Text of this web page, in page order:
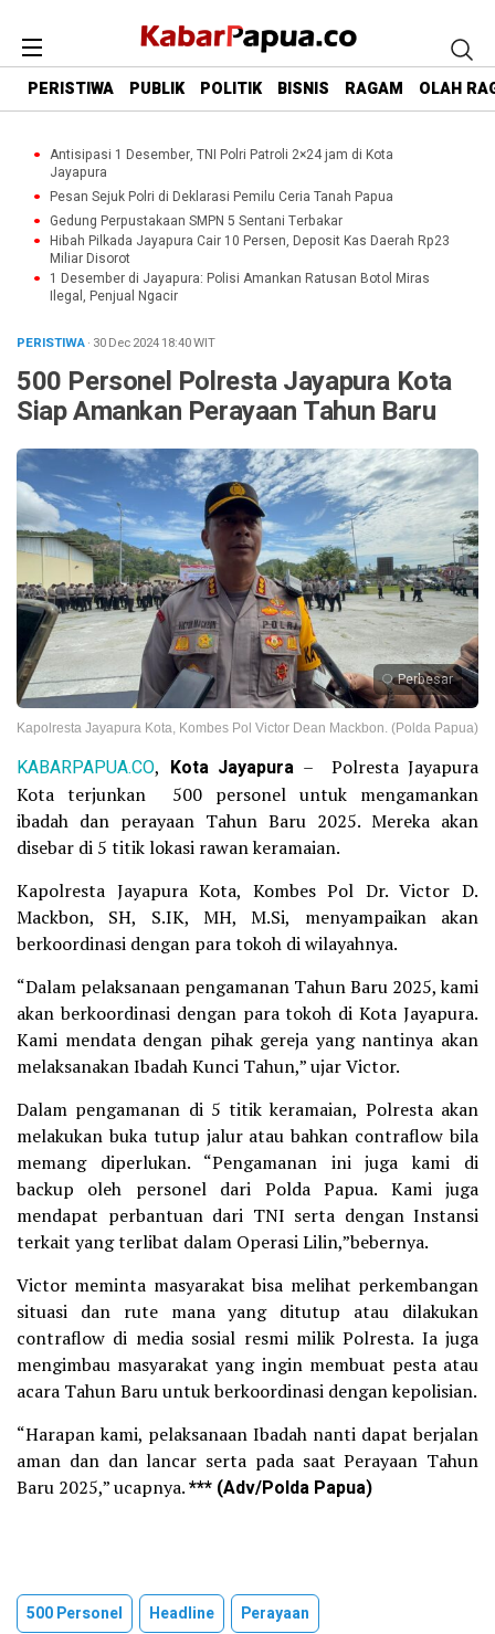
PERISTIWA PUBLIK POLITIK BISNIS RAGAM OLAH
Antisipasi 1 Desember, TNI Polri Patroli 2×24 jam di Kota
Jayapura
Pesan Sejuk Polri di Deklarasi Pemilu Ceria Tanah Papua
Gedung Perpustakaan SMPN 5 Sentani Terbakar
Hibah Pilkada Jayapura Cair 10 Persen, Deposit Kas Daerah Rp23
Miliar Disorot
1 Desember di Jayapura: Polisi Amankan Ratusan Botol Miras
Ilegal, Penjual Ngacir
PERISTIWA· 30 Dec 202418:40WIT
500 Personel Polresta Jayapura Kota
Siap Amankan Perayaan Tahun Baru
Perbesar
Kapolresta Jayapura Kota, Kombes Pol Victor Dean Mackbon. (Polda Papua)
KABARPAPUA.CO, Kota Jayapura – Polresta Jayapura
Kota terjunkan 500 personel untuk mengamankan
ibadah dan perayaan Tahun Baru 2025. Mereka akan
disebar di 5 titik lokasi rawan keramaian.
Kapolresta Jayapura Kota, Kombes Pol Dr. Victor D.
Mackbon, SH, S.IK, MH, M.Si, menyampaikan akan
berkoordinasi dengan para tokoh di wilayahnya.
“Dalam pelaksanaan pengamanan Tahun Baru 2025, kami
akan berkoordinasi dengan para tokoh di Kota Jayapura.
Kami mendata dengan pihak gereja yang nantinya akan
melaksanakan Ibadah Kunci Tahun,” ujar Victor.
Dalam pengamanan di 5 titik keramaian, Polresta akan
melakukan buka tutup jalur atau bahkan contraflow bila
memang diperlukan. “Pengamanan ini juga kami di
backup oleh personel dari Polda Papua. Kami juga
mendapat perbantuan dari TNI serta dengan Instansi
terkait yang terlibat dalam Operasi Lilin,”bebernya.
Victor meminta masyarakat bisa melihat perkembangan
situasi dan rute mana yang ditutup atau dilakukan
contraflow di media sosial resmi milik Polresta. Ia juga
mengimbau masyarakat yang ingin membuat pesta atau
acara Tahun Baru untuk berkoordinasi dengan kepolisian.
“Harapan kami, pelaksanaan Ibadah nanti dapat berjalan
aman dan dan lancar serta pada saat Perayaan Tahun
Baru 2025,” ucapnya.*** (Adv/Polda Papua)
500 Personel Headline
Perayaan